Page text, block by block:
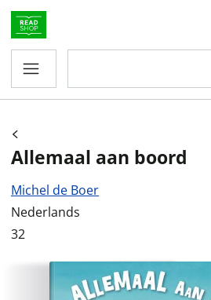
Allemaal aan boord
Michel de Boer
Nederlands
32